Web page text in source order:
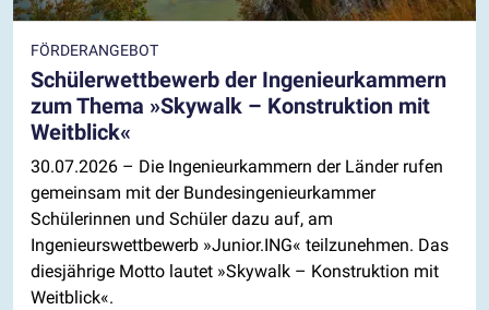
FÖRDERANGEBOT
Schülerwettbewerb der Ingenieurkammern
zum Thema »Skywalk – Konstruktion mit
Weitblick«
30.07.2026 – Die Ingenieurkammern der Länder rufen
gemeinsam mit der Bundesingenieurkammer
Schülerinnen und Schüler dazu auf, am
Ingenieurswettbewerb »Junior.ING« teilzunehmen. Das
diesjährige Motto lautet »Skywalk – Konstruktion mit
Weitblick«.